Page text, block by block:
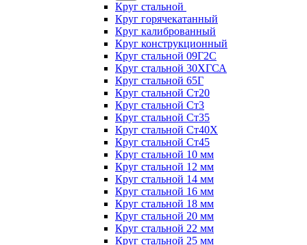
Круг стальной
Круг горячекатанный
Круг калиброванный
Круг конструкционный
Круг стальной 09Г2С
Круг стальной 30ХГСА
Круг стальной 65Г
Круг стальной Ст20
Круг стальной Ст3
Круг стальной Ст35
Круг стальной Ст40Х
Круг стальной Ст45
Круг стальной 10 мм
Круг стальной 12 мм
Круг стальной 14 мм
Круг стальной 16 мм
Круг стальной 18 мм
Круг стальной 20 мм
Круг стальной 22 мм
Круг стальной 25 мм